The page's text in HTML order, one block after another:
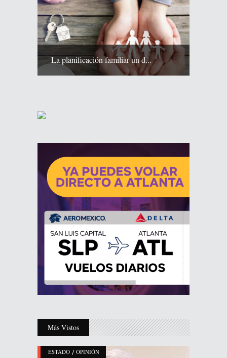
La planificación familiar un d...
Más Vistos
ESTADO / OPINIÓN